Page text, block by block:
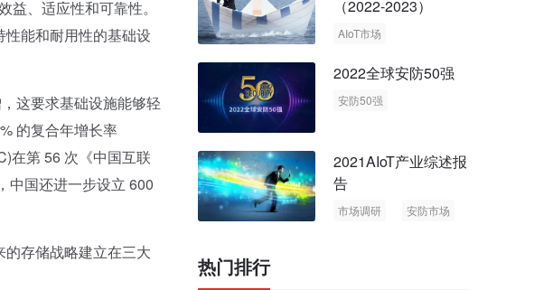
、适应性和可靠性。
能和耐用性的基础设
这要求基础设施能够轻
的复合年增长率
在第 56 次《中国互联
中国还进一步设立 600
存储战略建立在三大
（2022-2023）
AIoT市场
2022全球安防50强
安防50强
2021AIoT产业综述报
告
市场调研
安防市场
热门排行